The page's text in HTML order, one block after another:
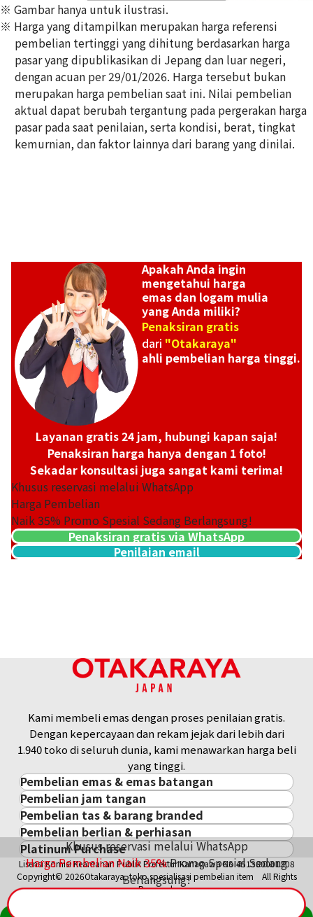
21K Liberty Head Double Eagle Gold Coin
1,6g
Referensi Harga Buyback
Rp 4.243.155
※ Gambar hanya untuk ilustrasi.
※ Harga yang ditampilkan merupakan harga referensi
pembelian tertinggi yang dihitung berdasarkan harga
pasar yang dipublikasikan di Jepang dan luar negeri,
dengan acuan per 29/01/2026. Harga tersebut bukan
merupakan harga pembelian saat ini. Nilai pembelian
aktual dapat berubah tergantung pada pergerakan harga
pasar pada saat penilaian, serta kondisi, berat, tingkat
kemurnian, dan faktor lainnya dari barang yang dinilai.
Apakah Anda ingin
mengetahui harga
emas dan logam mulia
yang Anda miliki?
Penaksiran gratis
dari "Otakaraya"
ahli pembelian harga tinggi.
Layanan gratis 24 jam, hubungi kapan saja!
Penaksiran harga hanya dengan 1 foto!
Sekadar konsultasi juga sangat kami terima!
Khusus reservasi melalui WhatsApp
Harga Pembelian
Naik35% Promo Spesial Sedang Berlangsung!
Penaksiran gratis via WhatsApp
Penilaian email
Khusus reservasi melalui WhatsApp
Harga Pembelian Naik35%Promo Spesial Sedang
Berlangsung!
Kami membeli emas dengan proses penilaian gratis.
Dengan kepercayaan dan rekam jejak dari lebih dari
1.940 toko di seluruh dunia, kami menawarkan harga beli
yang tinggi.
Pembelian emas & emas batangan
Pembelian emas & emas batangan
Emas Batangan / Gold Bar
Koin Emas
Harga Pasar Emas / Kurs Emas
Aksesoris Emas
Cincin Emas
Pembelian jam tangan
Pembelian jam tangan
ROLEX
PATEK PHILIPPE
AUDEMARS PIGUET
VACHERON CONSTANTIN
Pembelian tas & barang branded
Pembelian tas & barang branded
Cartier
LOUIS VUITTON
Hermès
Pembelian berlian & perhiasan
Pembelian berlian & perhiasan
Berlian
Zamrud
Platinum Purchase
Platinum
Lisensi Komisi Keamanan Publik Prefektur Kanagawa No.451380001308
Copyright© 2026Otakaraya, toko spesialisasi pembelian item All Rights
Reserved.